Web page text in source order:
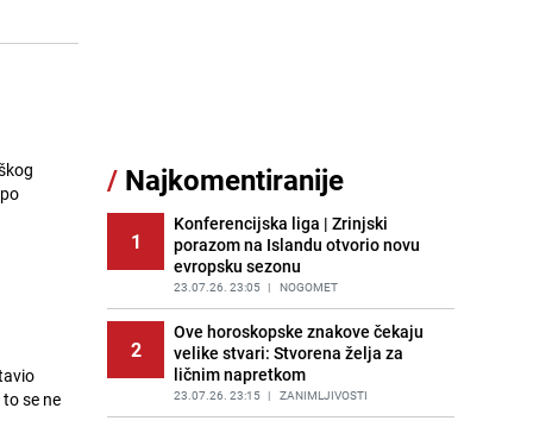
se ne
riješite
ŽIVOT I STIL
12
Kao iz slastičarne: Rolada od
čokolade i kokosa bez pečenja,
jednostavan desert bez imalo muke
PRIJE 2 DANA | RECEPTI
13
Tajna savršenog makedonskog
ajvara: Stari recept za kremast i
bogat okus
PRIJE 1 DAN | RECEPTI
/ Najkomentiranije
1
Konferencijska liga | Zrinjski
porazom na Islandu otvorio novu
evropsku sezonu
23.07.26. 23:05 | NOGOMET
2
Ove horoskopske znakove čekaju
velike stvari: Stvorena želja za
ličnim napretkom
23.07.26. 23:15 | ZANIMLJIVOSTI